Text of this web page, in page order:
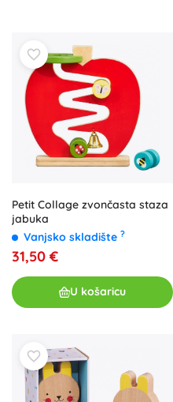
Petit Collage zvončasta staza
jabuka
Vanjsko skladište ?
31,50 €
U košaricu